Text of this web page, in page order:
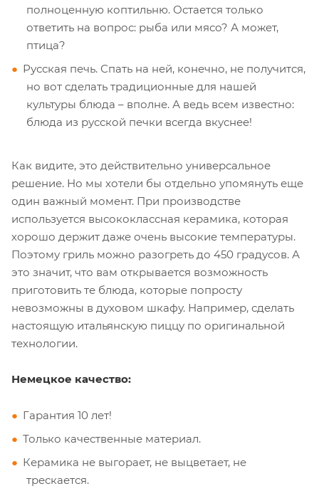
полноценную коптильню. Остается только
ответить на вопрос: рыба или мясо? А может,
птица?
Русская печь. Спать на ней, конечно, не получится,
но вот сделать традиционные для нашей
культуры блюда – вполне. А ведь всем известно:
блюда из русской печки всегда вкуснее!
Как видите, это действительно универсальное
решение. Но мы хотели бы отдельно упомянуть еще
один важный момент. При производстве
используется высококлассная керамика, которая
хорошо держит даже очень высокие температуры.
Поэтому гриль можно разогреть до 450 градусов. А
это значит, что вам открывается возможность
приготовить те блюда, которые попросту
невозможны в духовом шкафу. Например, сделать
настоящую итальянскую пиццу по оригинальной
технологии.
Немецкое качество:
Гарантия 10 лет!
Только качественные материал.
Керамика не выгорает, не выцветает, не
трескается.